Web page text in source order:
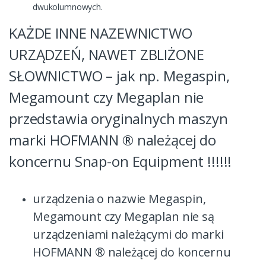
dwukolumnowych.
KAŻDE INNE NAZEWNICTWO
URZĄDZEŃ, NAWET ZBLIŻONE
SŁOWNICTWO – jak np. Megaspin,
Megamount czy Megaplan nie
przedstawia oryginalnych maszyn
marki HOFMANN ® należącej do
koncernu Snap-on Equipment !!!!!!
urządzenia o nazwie Megaspin,
Megamount czy Megaplan nie są
urządzeniami należącymi do marki
HOFMANN ® należącej do koncernu